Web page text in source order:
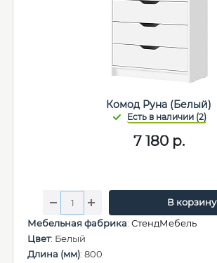
Комод Руна (Белый)
7 180р.
В корзину
Мебельная фабрика: СтендМебель
Цвет: Белый
Длина (мм): 800